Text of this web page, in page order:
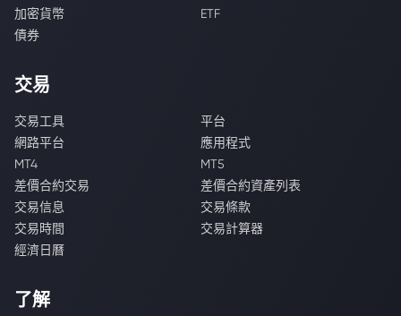
加密貨幣
ETF
債券
交易
交易工具
平台
網路平台
應用程式
MT4
MT5
差價合約交易
差價合約資產列表
交易信息
交易條款
交易時間
交易計算器
經濟日曆
了解